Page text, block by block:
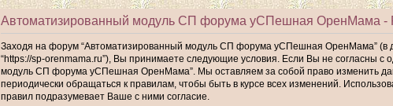
Автоматизированный модуль СП форума уСПешная ОренМама -
Заходя на форум “Автоматизированный модуль СП форума уСПешная ОренМама”
“https://sp-orenmama.ru”), Вы принимаете следующие условия. Если Вы не согласны
модуль СП форума уСПешная ОренМама”. Мы оставляем за собой право изменить
периодически обращаться к правилам, чтобы быть в курсе всех изменений.
правил подразумевает Ваше с ними согласие.